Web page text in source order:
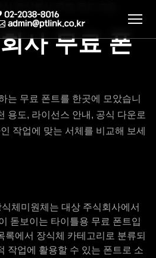
사 무료 폰
는 무료 폰트를 한곳에 모았습니
용도, 라이선스 안내, 공식 다운로
작업에 맞는 서체를 비교해 보세
체 미원체는 대상 주식회사에서
돋보이는 타이틀용 무료 폰트입
록에서 장식체 카테고리로 분류되
작업에 활용할 수 있는 폰트로 소